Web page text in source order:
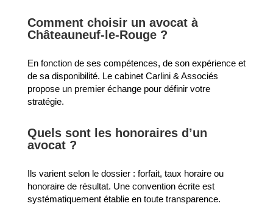
Comment choisir un avocat à
Châteauneuf-le-Rouge ?
En fonction de ses compétences, de son expérience et
de sa disponibilité. Le cabinet Carlini & Associés
propose un premier échange pour définir votre
stratégie.
Quels sont les honoraires d’un
avocat ?
Ils varient selon le dossier : forfait, taux horaire ou
honoraire de résultat. Une convention écrite est
systématiquement établie en toute transparence.